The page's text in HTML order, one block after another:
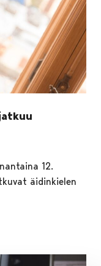
12.
äidinkielen